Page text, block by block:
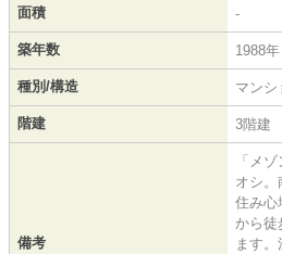
面積 -
築年数 1988
種別/構造 マンシ
階建 3階建
備考
「メ
オシ。
住み心
から徒
ます